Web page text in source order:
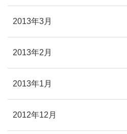
2013年3月
2013年2月
2013年1月
2012年12月